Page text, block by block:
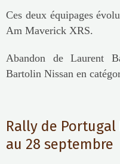
Ces deux équipages
Am Maverick XRS.
Abandon de Laurent
Bartolin Nissan en
Rally de
au 28 septembre